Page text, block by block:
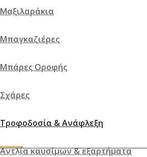
Μαξιλαράκια
Μπαγκαζιέρες
Μπάρες Οροφής
Σχάρες
Τροφοδοσία & Ανάφλεξη
Αντλία καυσίμων & εξαρτήματα
Χάρτης